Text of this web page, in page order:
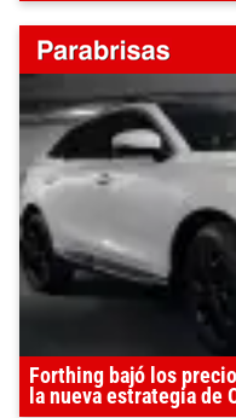
Forthing bajó los
la nueva estrategia de